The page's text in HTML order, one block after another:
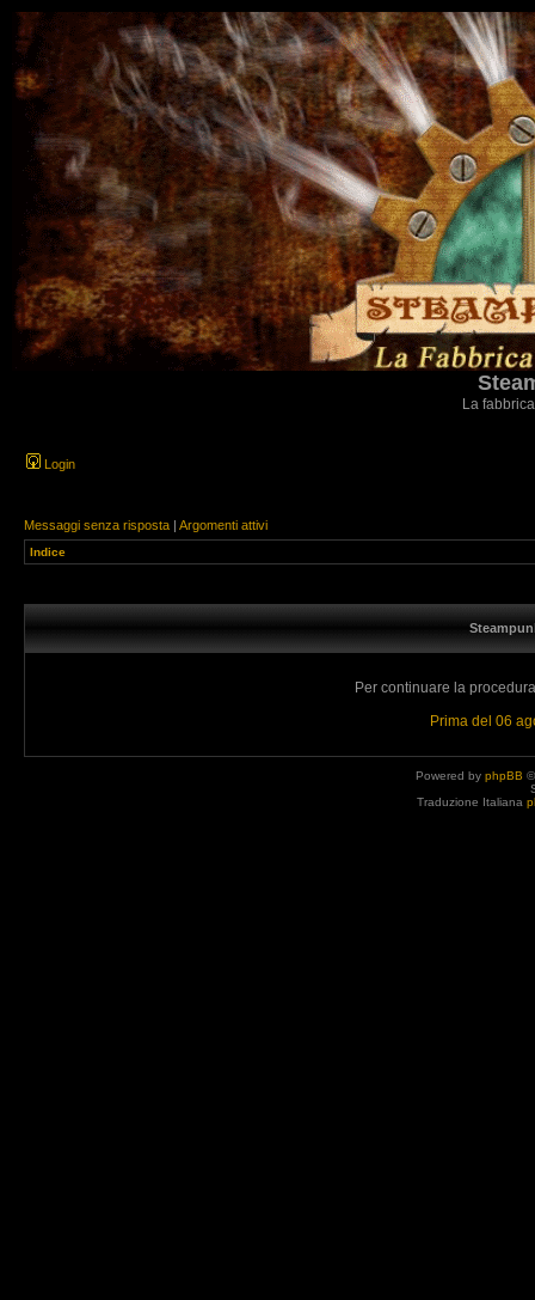
La
Login
Messaggi senza risposta | Argomenti attivi
Indice
Per continuare la
Prima del 06
Powered by phpBB
Traduzione Italiana